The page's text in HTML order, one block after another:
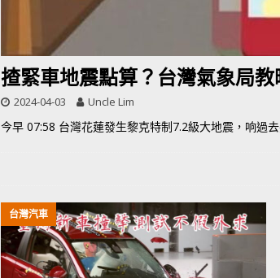
揸緊車地震點算？台灣氣象局教
2024-04-03 Uncle Lim
今早 07:58 台灣花蓮發生黎克特制7.2級大地震，响過
台灣汽車